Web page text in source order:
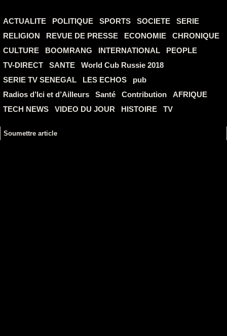
ACTUALITE POLITIQUE SPORTS SOCIETE
SERIE
RELIGION
REVUE DE PRESSE ECONOMIE
CHRONIQUE
CULTURE
BOOMRANG INTERNATIONAL
PEOPLE
TV-DIRECT
SANTE
World Cub Russie 2018
SERIE TV SENEGAL
LES ECHOS
pub
Radios d’Ici et d’Ailleurs
Santé Contribution
AFRIQUE
TECH NEWS
VIDEO DU JOUR HISTOIRE TV
Soumettre article